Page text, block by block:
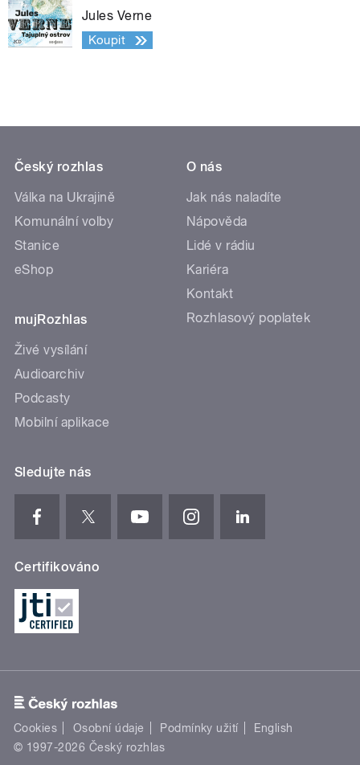
Jules Verne
Koupit
Český rozhlas
Válka na Ukrajině
Komunální volby
Stanice
eShop
mujRozhlas
Živé vysílání
Audioarchiv
Podcasty
Mobilní aplikace
O nás
Jak nás naladíte
Nápověda
Lidé v rádiu
Kariéra
Kontakt
Rozhlasový poplatek
Sledujte nás
Certifikováno
Cookies Osobní údaje Podmínky užití
English
© 1997-2026 Český rozhlas